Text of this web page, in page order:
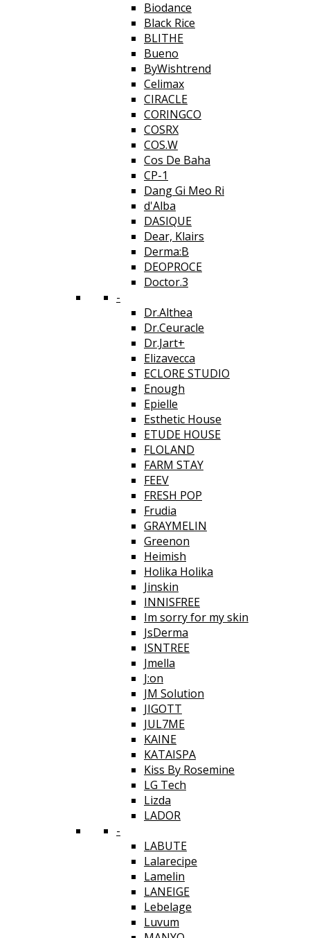
Biodance
Black Rice
BLITHE
Bueno
ByWishtrend
Celimax
CIRACLE
CORINGCO
COSRX
COS.W
Cos De Baha
CP-1
Dang Gi Meo Ri
d'Alba
DASIQUE
Dear, Klairs
Derma:B
DEOPROCE
Doctor.3
-
Dr.Althea
Dr.Ceuracle
Dr.Jart+
Elizavecca
ECLORE STUDIO
Enough
Epielle
Esthetic House
ETUDE HOUSE
FLOLAND
FARM STAY
FEEV
FRESH POP
Frudia
GRAYMELIN
Greenon
Heimish
Holika Holika
Jinskin
INNISFREE
Im sorry for my skin
JsDerma
ISNTREE
Jmella
J:on
JM Solution
JIGOTT
JUL7ME
KAINE
KATAISPA
Kiss By Rosemine
LG Tech
Lizda
LADOR
-
LABUTE
Lalarecipe
Lamelin
LANEIGE
Lebelage
Luvum